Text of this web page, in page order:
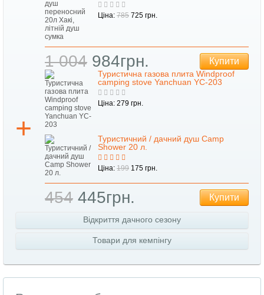
Ціна: 785 725 грн.
1 004 984грн. Купити
Туристична газова плита Windproof
camping stove Yanchuan YC-203
Ціна: 279 грн.
Туристичний / дачний душ Camp
Shower 20 л.
Ціна: 199 175 грн.
454 445грн. Купити
Відкриття дачного сезону
Товари для кемпінгу